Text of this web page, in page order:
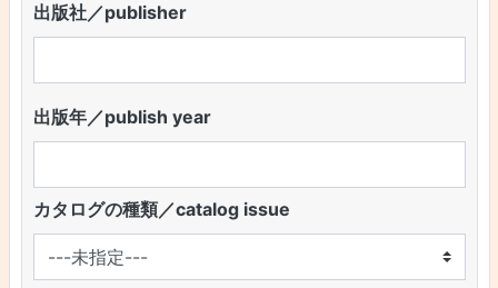
出版社／publisher
出版年／publish year
カタログの種類／catalog issue